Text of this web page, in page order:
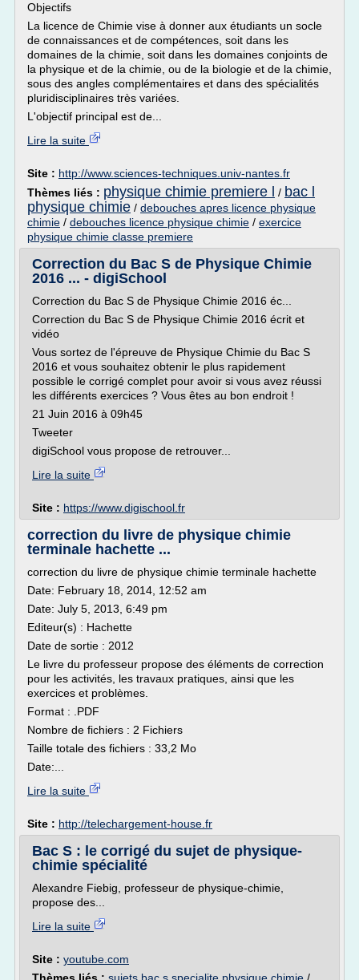
Objectifs
La licence de Chimie vise à donner aux étudiants un socle
de connaissances et de compétences, soit dans les
domaines de la chimie, soit dans les domaines conjoints de
la physique et de la chimie, ou de la biologie et de la chimie,
sous des angles complémentaires et dans des spécialités
pluridisciplinaires très variées.
L'objectif principal est de...
Lire la suite
Site : http://www.sciences-techniques.univ-nantes.fr
Thèmes liés : physique chimie premiere l / bac l
physique chimie / debouches apres licence physique
chimie / debouches licence physique chimie / exercice
physique chimie classe premiere
Correction du Bac S de Physique Chimie
2016 ... - digiSchool
Correction du Bac S de Physique Chimie 2016 éc...
Correction du Bac S de Physique Chimie 2016 écrit et
vidéo
Vous sortez de l'épreuve de Physique Chimie du Bac S
2016 et vous souhaitez obtenir le plus rapidement
possible le corrigé complet pour avoir si vous avez réussi
les différents exercices ? Vous êtes au bon endroit !
21 Juin 2016 à 09h45
Tweeter
digiSchool vous propose de retrouver...
Lire la suite
Site : https://www.digischool.fr
correction du livre de physique chimie
terminale hachette ...
correction du livre de physique chimie terminale hachette
Date: February 18, 2014, 12:52 am
Date: July 5, 2013, 6:49 pm
Editeur(s) : Hachette
Date de sortie : 2012
Le livre du professeur propose des éléments de correction
pour les activités, les travaux pratiques, ainsi que les
exercices et problèmes.
Format : .PDF
Nombre de fichiers : 2 Fichiers
Taille totale des fichiers : 33,2 Mo
Date:...
Lire la suite
Site : http://telechargement-house.fr
Bac S : le corrigé du sujet de physique-
chimie spécialité
Alexandre Fiebig, professeur de physique-chimie,
propose des...
Lire la suite
Site : youtube.com